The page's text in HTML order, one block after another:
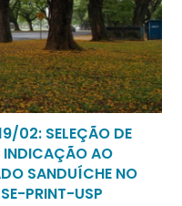
02: SELEÇÃO DE
INDICAÇÃO AO
SANDUÍCHE NO
PRINT-USP